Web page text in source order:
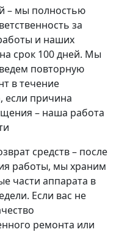
– мы полностью
за
и наших
срок 100 дней. Мы
повторную
в течение
если причина
– наша работа
средств – после
работы, мы храним
части аппарата в
Если вас не
ремонта или